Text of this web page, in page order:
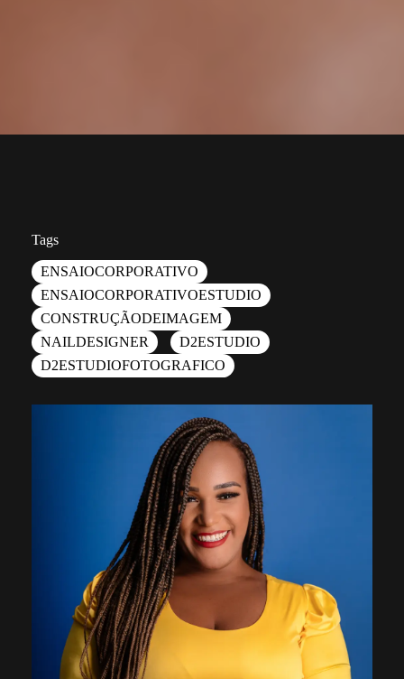
Tags
ENSAIOCORPORATIVO
ENSAIOCORPORATIVOESTUDIO
CONSTRUÇÃODEIMAGEM
NAILDESIGNER
D2ESTUDIO
D2ESTUDIOFOTOGRAFICO